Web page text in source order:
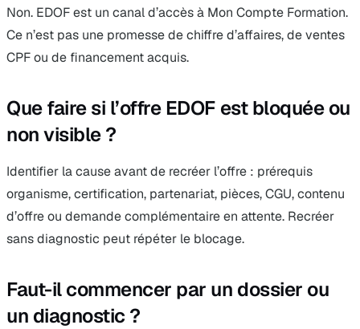
Non. EDOF est un canal d’accès à Mon Compte Formation.
Ce n’est pas une promesse de chiffre d’affaires, de ventes
CPF ou de financement acquis.
Que faire si l’offre EDOF est bloquée ou
non visible ?
Identifier la cause avant de recréer l’offre : prérequis
organisme, certification, partenariat, pièces, CGU, contenu
d’offre ou demande complémentaire en attente. Recréer
sans diagnostic peut répéter le blocage.
Faut-il commencer par un dossier ou
un diagnostic ?